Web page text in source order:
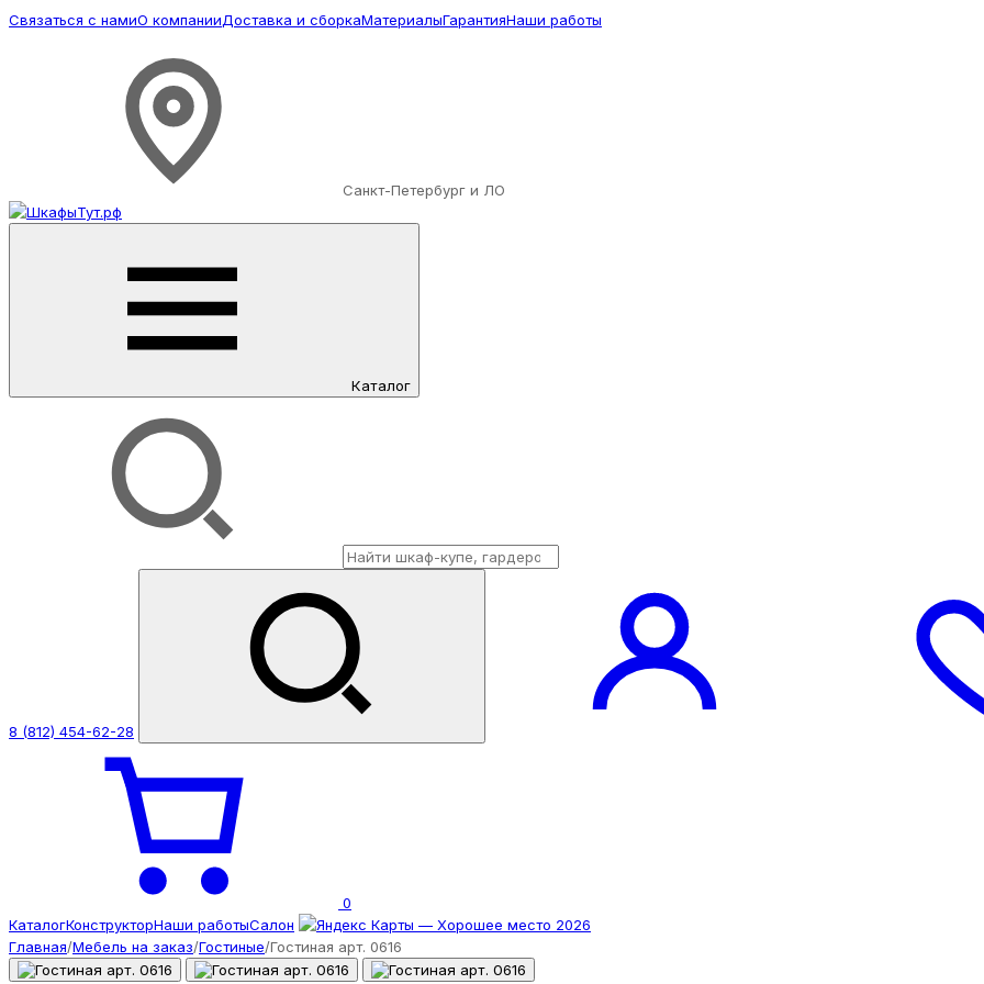
Связаться с намиО компанииДоставка и сборкаМатериалыГарантияНаши работы
Санкт-Петербург и ЛО
Каталог
8 (812) 454-62-28
0
КаталогКонструкторНаши работыСалон
Главная/Мебель на заказ/Гостиные/Гостиная арт. 0616